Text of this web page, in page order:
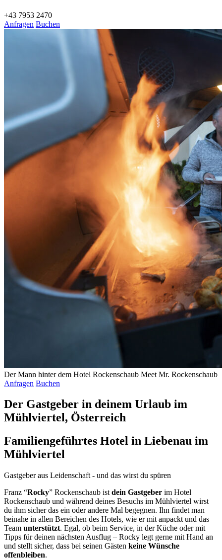
+43 7953 2470
Anfragen Buchen
Der Mann hinter dem Hotel Rockenschaub Meet Mr. Rockenschaub
Anfragen Buchen
Der Gastgeber in deinem Urlaub im
Mühlviertel, Österreich
Familiengeführtes Hotel in Liebenau im
Mühlviertel
Gastgeber aus Leidenschaft - und das wirst du spüren
Franz “Rocky” Rockenschaub ist dein Gastgeber im Hotel
Rockenschaub und während deines Besuchs im Mühlviertel wirst
du ihm sicher das ein oder andere Mal begegnen. Ihn findet man
beinahe in allen Bereichen des Hotels, wie er mit anpackt und das
Team unterstützt. Egal, ob beim Service, in der Küche oder mit
Tipps für deinen nächsten Ausflug – Rocky legt gerne mit Hand an
und stellt sicher, dass bei seinen Gästen keine Wünsche
offenbleiben.